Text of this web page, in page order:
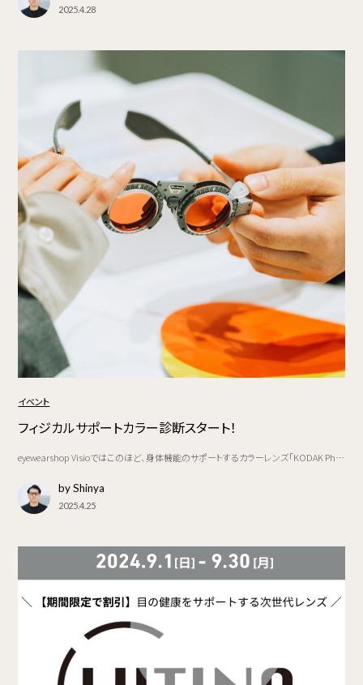
2025.4.28
イベント
フィジカルサポートカラー診断スタート！
eyewearshop Visioではこのほど、身体機能のサポートするカラーレンズ「KODAK Ph…
by Shinya
2025.4.25